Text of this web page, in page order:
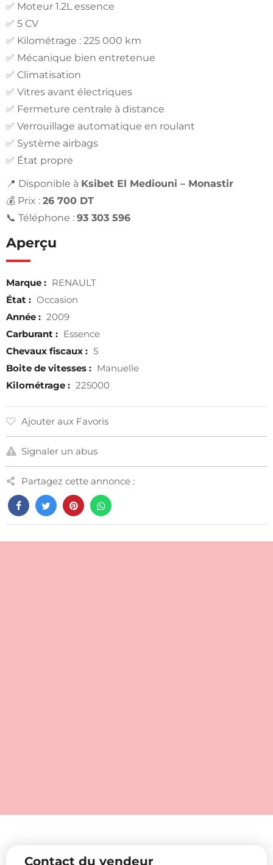
✅ Moteur 1.2L essence
✅ 5 CV
✅ Kilométrage : 225 000 km
✅ Mécanique bien entretenue
✅ Climatisation
✅ Vitres avant électriques
✅ Fermeture centrale à distance
✅ Verrouillage automatique en roulant
✅ Système airbags
✅ État propre
📍 Disponible à Ksibet El Mediouni – Monastir
💰 Prix : 26 700 DT
📞 Téléphone : 93 303 596
Aperçu
Marque : RENAULT
État : Occasion
Année : 2009
Carburant : Essence
Chevaux fiscaux : 5
Boite de vitesses : Manuelle
Kilométrage : 225000
Ajouter aux Favoris
Signaler un abus
Partagez cette annonce :
Contact du vendeur